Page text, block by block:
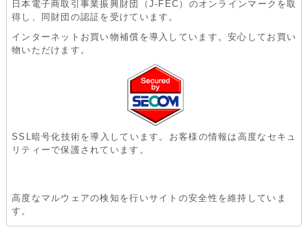
日本電子商取引事業振興財団（J-FEC）のオンラインマークを取
得し、同財団の認証を受けています。
インターネットお買い物補償を導入しています。安心してお買い
物いただけます。
SSL暗号化技術を導入しています。お客様の情報は高度なセキュ
リティーで保護されています。
高度なマルウェアの検知を行いサイトの安全性を維持していま
す。